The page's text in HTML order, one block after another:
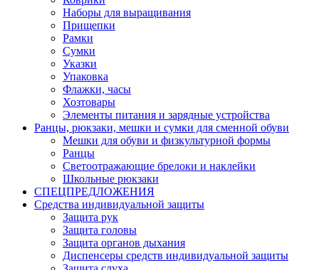
Наборы для выращивания
Прищепки
Рамки
Сумки
Указки
Упаковка
Флажки, часы
Хозтовары
Элементы питания и зарядные устройства
Ранцы, рюкзаки, мешки и сумки для сменной обуви
Мешки для обуви и физкультурной формы
Ранцы
Светоотражающие брелоки и наклейки
Школьные рюкзаки
СПЕЦПРЕДЛОЖЕНИЯ
Средства индивидуальной защиты
Защита рук
Защита головы
Защита органов дыхания
Диспенсеры средств индивидуальной защиты